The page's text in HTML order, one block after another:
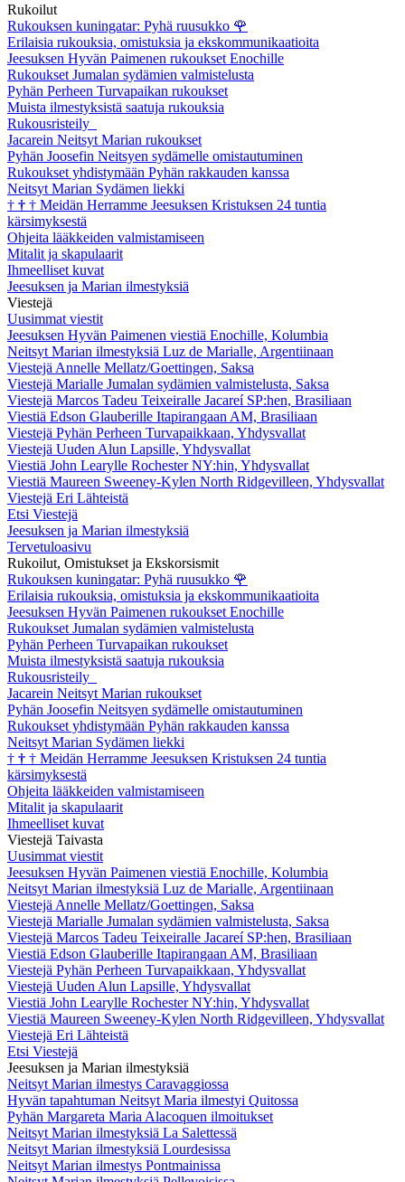
Rukoilut
Rukouksen kuningatar: Pyhä ruusukko 🌹
Erilaisia rukouksia, omistuksia ja ekskommunikaatioita
Jeesuksen Hyvän Paimenen rukoukset Enochille
Rukoukset Jumalan sydämien valmistelusta
Pyhän Perheen Turvapaikan rukoukset
Muista ilmestyksistä saatuja rukouksia
Rukousristeily
Jacarein Neitsyt Marian rukoukset
Pyhän Joosefin Neitsyen sydämelle omistautuminen
Rukoukset yhdistymään Pyhän rakkauden kanssa
Neitsyt Marian Sydämen liekki
† † † Meidän Herramme Jeesuksen Kristuksen 24 tuntia
kärsimyksestä
Ohjeita lääkkeiden valmistamiseen
Mitalit ja skapulaarit
Ihmeelliset kuvat
Jeesuksen ja Marian ilmestyksiä
Viestejä
Uusimmat viestit
Jeesuksen Hyvän Paimenen viestiä Enochille, Kolumbia
Neitsyt Marian ilmestyksiä Luz de Marialle, Argentiinaan
Viestejä Annelle Mellatz/Goettingen, Saksa
Viestejä Marialle Jumalan sydämien valmistelusta, Saksa
Viestejä Marcos Tadeu Teixeiralle Jacareí SP:hen, Brasiliaan
Viestiä Edson Glauberille Itapirangaan AM, Brasiliaan
Viestejä Pyhän Perheen Turvapaikkaan, Yhdysvallat
Viestejä Uuden Alun Lapsille, Yhdysvallat
Viestiä John Learylle Rochester NY:hin, Yhdysvallat
Viestiä Maureen Sweeney-Kylen North Ridgevilleen, Yhdysvallat
Viestejä Eri Lähteistä
Etsi Viestejä
Jeesuksen ja Marian ilmestyksiä
Tervetuloasivu
Rukoilut, Omistukset ja Ekskorsismit
Rukouksen kuningatar: Pyhä ruusukko 🌹
Erilaisia rukouksia, omistuksia ja ekskommunikaatioita
Jeesuksen Hyvän Paimenen rukoukset Enochille
Rukoukset Jumalan sydämien valmistelusta
Pyhän Perheen Turvapaikan rukoukset
Muista ilmestyksistä saatuja rukouksia
Rukousristeily
Jacarein Neitsyt Marian rukoukset
Pyhän Joosefin Neitsyen sydämelle omistautuminen
Rukoukset yhdistymään Pyhän rakkauden kanssa
Neitsyt Marian Sydämen liekki
† † † Meidän Herramme Jeesuksen Kristuksen 24 tuntia
kärsimyksestä
Ohjeita lääkkeiden valmistamiseen
Mitalit ja skapulaarit
Ihmeelliset kuvat
Viestejä Taivasta
Uusimmat viestit
Jeesuksen Hyvän Paimenen viestiä Enochille, Kolumbia
Neitsyt Marian ilmestyksiä Luz de Marialle, Argentiinaan
Viestejä Annelle Mellatz/Goettingen, Saksa
Viestejä Marialle Jumalan sydämien valmistelusta, Saksa
Viestejä Marcos Tadeu Teixeiralle Jacareí SP:hen, Brasiliaan
Viestiä Edson Glauberille Itapirangaan AM, Brasiliaan
Viestejä Pyhän Perheen Turvapaikkaan, Yhdysvallat
Viestejä Uuden Alun Lapsille, Yhdysvallat
Viestiä John Learylle Rochester NY:hin, Yhdysvallat
Viestiä Maureen Sweeney-Kylen North Ridgevilleen, Yhdysvallat
Viestejä Eri Lähteistä
Etsi Viestejä
Jeesuksen ja Marian ilmestyksiä
Neitsyt Marian ilmestys Caravaggiossa
Hyvän tapahtuman Neitsyt Maria ilmestyi Quitossa
Pyhän Margareta Maria Alacoquen ilmoitukset
Neitsyt Marian ilmestyksiä La Salettessä
Neitsyt Marian ilmestyksiä Lourdesissa
Neitsyt Marian ilmestys Pontmainissa